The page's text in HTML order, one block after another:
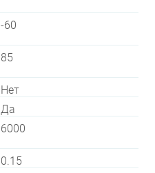
-60
85
Нет
Да
6000
0.15